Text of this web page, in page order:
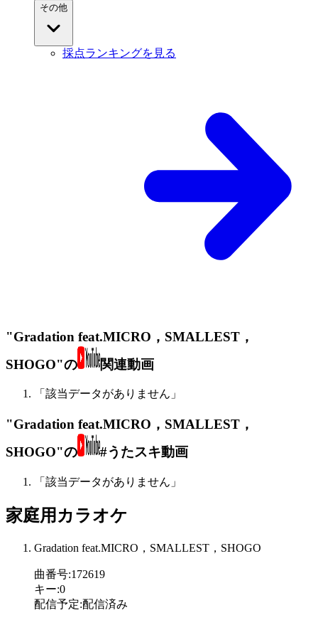
その他
採点ランキングを見る
"Gradation feat.MICRO，SMALLEST，
SHOGO"の
関連動画
「該当データがありません」
"Gradation feat.MICRO，SMALLEST，
SHOGO"の
#うたスキ動画
「該当データがありません」
家庭用カラオケ
Gradation feat.MICRO，SMALLEST，SHOGO
曲番号:172619
キー:0
配信予定:配信済み